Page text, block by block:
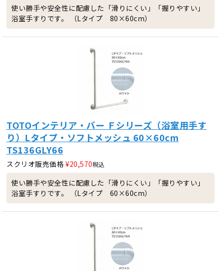
使い勝手や安全性に配慮した「滑りにくい」「握りやすい」
浴室手すりです。 （Lタイプ 80×60cm）
TOTOインテリア・バー Ｆシリーズ（浴室用手す
り）Lタイプ・ソフトメッシュ 60×60cm
TS136GLY66
スクリオ販売価格 ¥20,570税込
使い勝手や安全性に配慮した「滑りにくい」「握りやすい」
浴室手すりです。 （Lタイプ 60×60cm）